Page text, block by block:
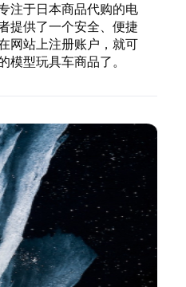
注于日本商品代购的电
提供了一个安全、便捷
网站上注册账户，就可
模型玩具车商品了。